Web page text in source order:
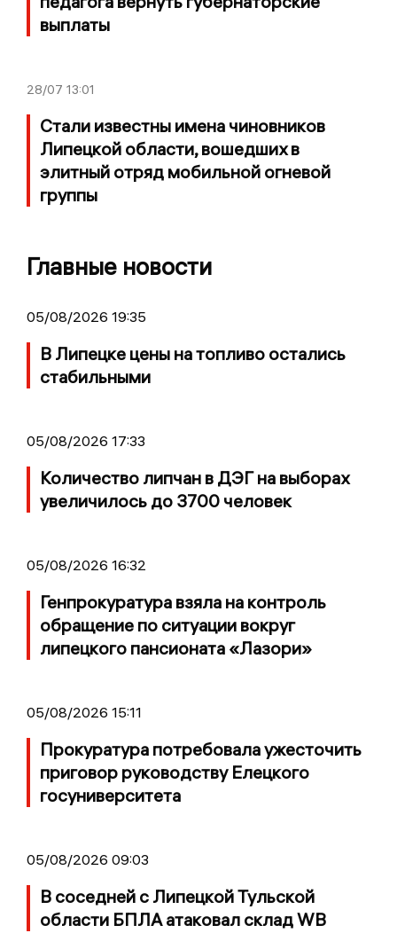
выплаты
28/07 13:01
Стали известны имена чиновников
Липецкой области, вошедших в
элитный отряд мобильной огневой
группы
Главные новости
05/08/2026 19:35
В Липецке цены на топливо остались
стабильными
05/08/2026 17:33
Количество липчан в ДЭГ на выборах
увеличилось до 3700 человек
05/08/2026 16:32
Генпрокуратура взяла на контроль
обращение по ситуации вокруг
липецкого пансионата «Лазори»
05/08/2026 15:11
Прокуратура потребовала ужесточить
приговор руководству Елецкого
госуниверситета
05/08/2026 09:03
В соседней с Липецкой Тульской
области БПЛА атаковал склад WB